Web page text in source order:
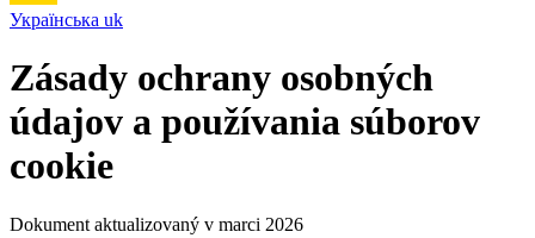
Українська uk
Zásady ochrany osobných
údajov a používania súborov
cookie
Dokument aktualizovaný v marci 2026